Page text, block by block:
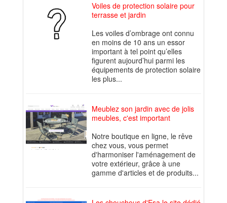
Voiles de protection solaire pour
terrasse et jardin
Les voiles d’ombrage ont connu
en moins de 10 ans un essor
important à tel point qu’elles
figurent aujourd’hui parmi les
équipements de protection solaire
les plus...
Meublez son jardin avec de jolis
meubles, c'est important
Notre boutique en ligne, le rêve
chez vous, vous permet
d'harmoniser l'aménagement de
votre extérieur, grâce à une
gamme d'articles et de produits...